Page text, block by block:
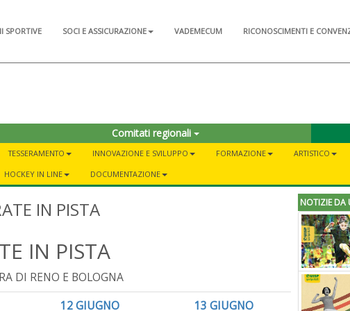
SPORTIVE SOCI E ASSICURAZIONE VADEMECUM RICONOSCIMENTI E
Comitati regionali
TESSERAMENTO INNOVAZIONE E SVILUPPO FORMAZIONE ARTISTICO
HOCKEY IN LINE
DOCUMENTAZIONE
IN PISTA
IN PISTA
DI RENO E BOLOGNA
12 GIUGNO
13 GIUGNO
NOTIZIE DA